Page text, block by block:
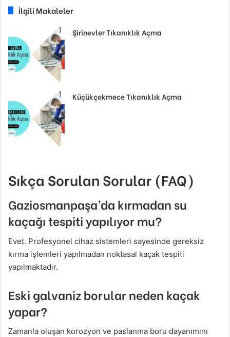
İlgili Makaleler
Şirinevler Tıkanıklık Açma
Küçükçekmece Tıkanıklık Açma
Sıkça Sorulan Sorular (FAQ)
Gaziosmanpaşa’da kırmadan su
kaçağı tespiti yapılıyor mu?
Evet. Profesyonel cihaz sistemleri sayesinde gereksiz
kırma işlemleri yapılmadan noktasal kaçak tespiti
yapılmaktadır.
Eski galvaniz borular neden kaçak
yapar?
Zamanla oluşan korozyon ve paslanma boru dayanımını